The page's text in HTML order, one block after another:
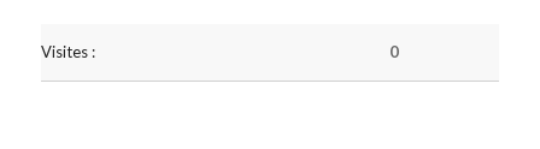
Visites : 0